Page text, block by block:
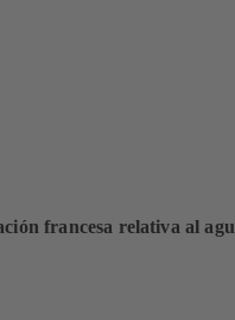
francesa relativa al